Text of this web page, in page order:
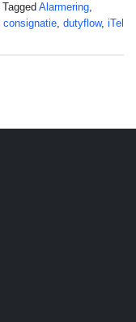
Tagged Alarmering,
consignatie, dutyflow, iTel